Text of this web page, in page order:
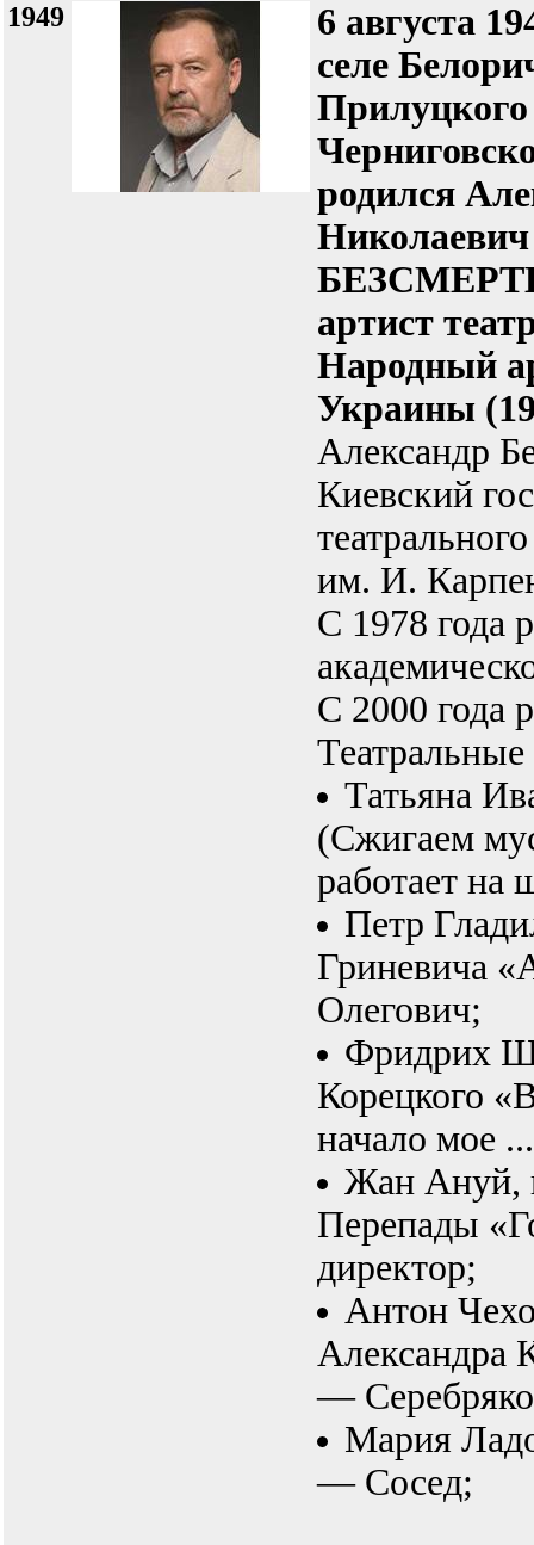
1949
6 августа
селе
родился
Николаевич
артист
Народный
Украины
Александр
Киевский
им. И.
С 1978 года
С 2000 года
Татьяна
(Сжигаем
работает на
Петр
Гриневича
Олегович;
Фридрих
Корецкого
начало мое
Жан Ануй,
Перепады
директор;
Антон
Александра
—
Мария
— Сосед;